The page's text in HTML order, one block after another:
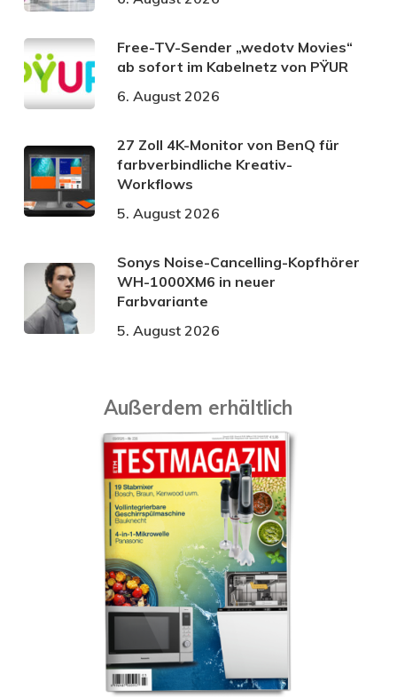
Free-TV-Sender „wedotv Movies“
ab sofort im Kabelnetz von PŸUR
6. August 2026
27 Zoll 4K-Monitor von BenQ für
farbverbindliche Kreativ-
Workflows
5. August 2026
Sonys Noise-Cancelling-Kopfhörer
WH-1000XM6 in neuer
Farbvariante
5. August 2026
Außerdem erhältlich